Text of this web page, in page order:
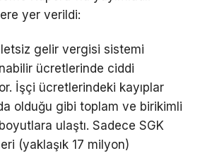
yer verildi:
gelir vergisi sistemi
ücretlerinde ciddi
İşçi ücretlerindeki kayıplar
olduğu gibi toplam ve birikimli
ulaştı. Sadece SGK
(yaklaşık 17 milyon)